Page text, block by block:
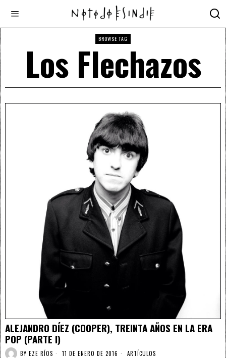
BROWSE TAG
Los Flechazos
ALEJANDRO DÍEZ (COOPER), TREINTA AÑOS EN LA ERA
POP (PARTE I)
BY EZE RÍOS 11 DE ENERO DE 2016 ARTÍCULOS